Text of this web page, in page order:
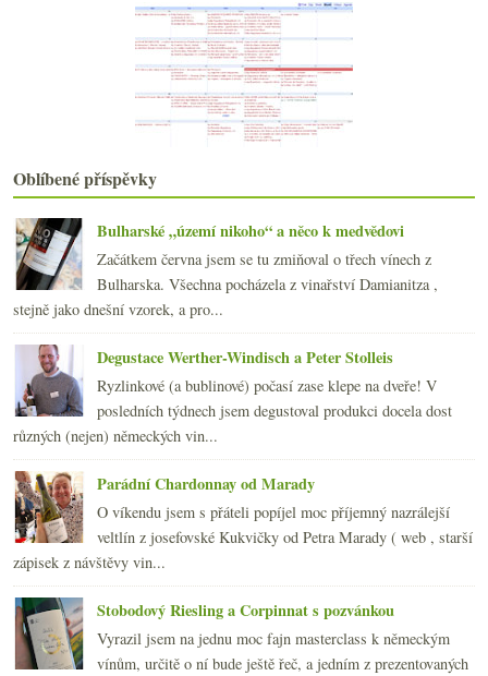
►2007(108)
Oblíbené příspěvky
Bulharské „území nikoho“ a něco k medvědovi
Začátkem června jsem se tu zmiňoval o třech vínech z
Bulharska. Všechna pocházela z vinařství Damianitza ,
stejně jako dnešní vzorek, a pro...
Degustace Werther-Windisch a Peter Stolleis
Ryzlinkové (a bublinové) počasí zase klepe na dveře! V
posledních týdnech jsem degustoval produkci docela dost
různých (nejen) německých vin...
Parádní Chardonnay od Marady
O víkendu jsem s přáteli popíjel moc příjemný nazrálejší
veltlín z josefovské Kukvičky od Petra Marady ( web , starší
zápisek z návštěvy vin...
Stobodový Riesling a Corpinnat s pozvánkou
Vyrazil jsem na jednu moc fajn masterclass k německým
vínům, určitě o ní bude ještě řeč, a jedním z prezentovaných